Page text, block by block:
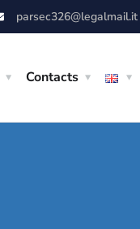
parsec326@legalmail.it
Contacts